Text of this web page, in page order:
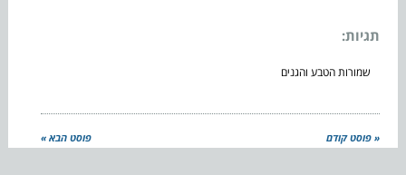
תגיות:
שמורות הטבע והגנים
« פוסט קודם פוסט הבא »